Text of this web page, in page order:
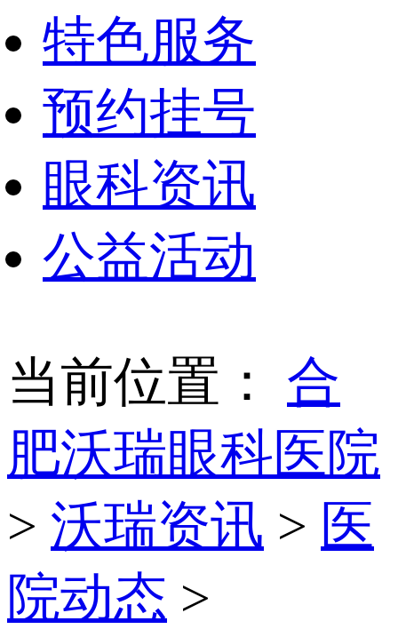
特色服务
预约挂号
眼科资讯
公益活动
当前位置： 合
肥沃瑞眼科医院
> 沃瑞资讯 > 医
院动态 >